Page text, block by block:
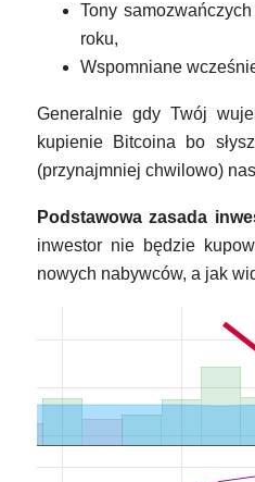
Tony
roku,
Wspomniane
Generalnie gdy Twój
kupienie Bitcoina bo
(przynajmniej chwilowo)
Podstawowa zasada
inwestor nie będzie
nowych nabywców, a jak